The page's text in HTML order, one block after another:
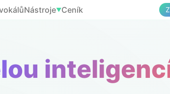
Nástroje▼Ceník